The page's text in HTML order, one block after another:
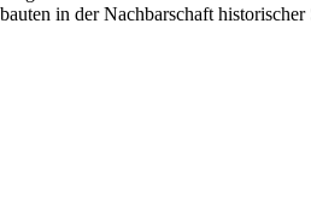
in der Nachbarschaft